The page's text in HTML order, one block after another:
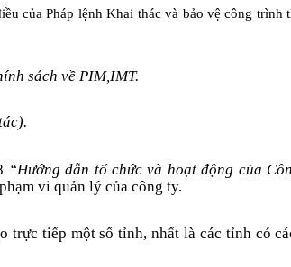
của Pháp lệnh Khai thác và bảo vệ công trình
sách về PIM,IMT.
“Hướng dẫn tổ chức và hoạt động của
vi quản lý của công ty.
trực tiếp một số tỉnh, nhất là các tỉnh có